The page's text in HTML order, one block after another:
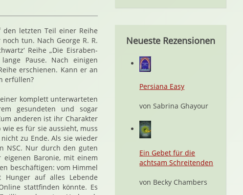
letzten Teil einer Reihe
tun. Nach George R. R.
Reihe „Die Eisraben-
Pause. Nach einigen
erschienen. Kann er an
erfüllen?
komplett unterwarteten
gesundeten und sogar
anderen ist ihr Charakter
es für sie aussieht, muss
zu Ende. Als sie wieder
NSC. Nur durch den guten
Baronie, mit einem
beschäftigen: vom Himmel
auf alles Lebende
stattfinden könnte. Es
Neueste Rezensionen
Persiana Easy
von Sabrina Ghayour
Ein Gebet für die
achtsam Schreitenden
von Becky Chambers